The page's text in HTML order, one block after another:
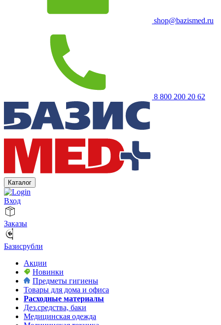
shop@bazismed.ru
8 800 200 20 62
Каталог
Вход
Заказы
Базисрубли
Акции
Новинки
Предметы гигиены
Товары для дома и офиса
Расходные материалы
Дез.средства, баки
Медицинская одежда